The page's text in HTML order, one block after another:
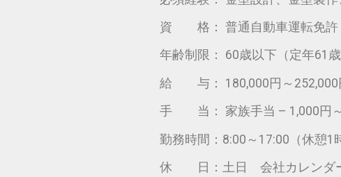
資 格： 普通自動車運転免許
年齢制限： 60歳以下（定年61歳
給 与： 180,000円～252,000
手 当： 家族手当 – 1,000円～
勤務時間：8:00～17:00（休憩1
休 日：土日 会社カレンダー